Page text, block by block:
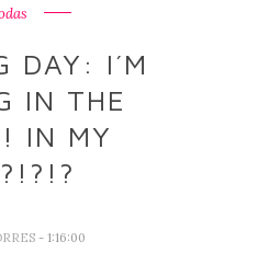
DAY: I´M
IN THE
IN MY
- 1:16:00